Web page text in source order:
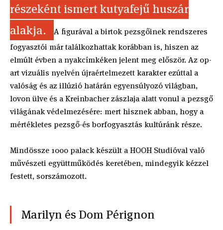
részeként ismert kutyafejű huszár
alakja.
A figurával a birtok pezsgőinek rendszeres
fogyasztói már találkozhattak korábban is, hiszen az
elmúlt évben a nyakcímkéken jelent meg először. Az op-
art vizuális nyelvén újraértelmezett karakter ezúttal a
valóság és az illúzió határán egyensúlyozó világban,
lovon ülve és a Kreinbacher zászlaja alatt vonul a pezsgő
világának védelmezésére: mert hisznek abban, hogy a
mértékletes pezsgő-és borfogyasztás kultúránk része.
Mindössze 1000 palack készült a HOOH Studióval való
művészeti együttműködés keretében, mindegyik kézzel
festett, sorszámozott.
Marilyn és Dom Pérignon